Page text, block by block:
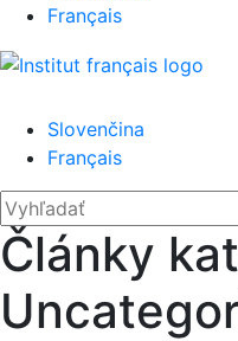
Français
Slovenčina
Français
'.__('Search').'
Zatvoriť
Hľadať:
Články